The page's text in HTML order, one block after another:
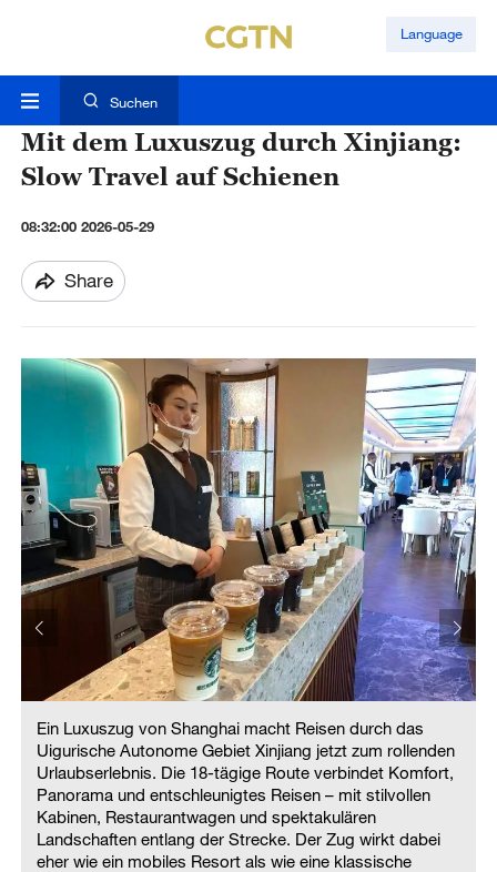
Language
Suchen
Mit dem Luxuszug durch Xinjiang:
Slow Travel auf Schienen
08:32:00 2026-05-29
Share
Ein Luxuszug von Shanghai macht Reisen durch das
Uigurische Autonome Gebiet Xinjiang jetzt zum rollenden
Urlaubserlebnis. Die 18-tägige Route verbindet Komfort,
Panorama und entschleunigtes Reisen – mit stilvollen
Kabinen, Restaurantwagen und spektakulären
Landschaften entlang der Strecke. Der Zug wirkt dabei
eher wie ein mobiles Resort als wie eine klassische